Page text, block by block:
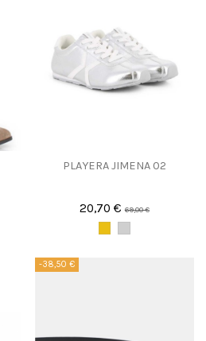
PLAYERA JIMENA 02
20,70 €69,00 €
-38,50 €